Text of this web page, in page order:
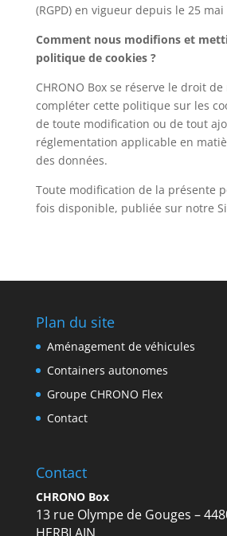
(RGPD) en vigueur depuis le 25 mai
Comment nous modifions et
politique de cookies ?
CHRONO Box se réserve le droit
compléter cette politique sur les
de toute modification ou de tout
réglementation applicable en
des données.
Toute modification de la présente
fois disponible, publiée sur notre
Plan du site
Aménagement de véhicules
Containers autonomes
Groupe CHRONO Flex
Contact
Contact
CHRONO Box
13 rue Olympe de Gouges –